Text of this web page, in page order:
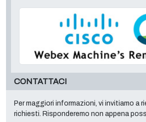
CONTATTACI
Per maggiori informazioni, vi invitiamo a
richiesti. Risponderemo non appena